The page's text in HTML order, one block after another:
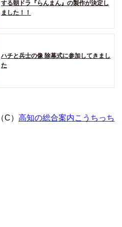
する朝ドラ『らんまん』の製作が決定し
ました！！
ハチと兵士の像 除幕式に参加してきまし
た
（C） 高知の総合案内こうちっち